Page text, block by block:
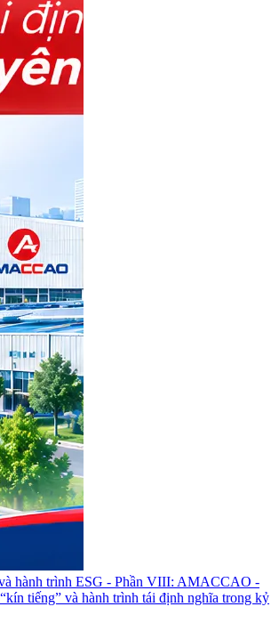
hành trình ESG - Phần VIII: AMACCAO -
tiếng” và hành trình tái định nghĩa trong kỷ